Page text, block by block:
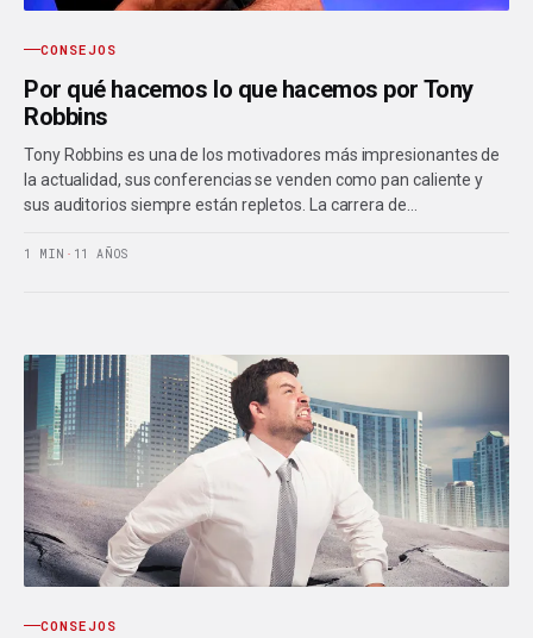
CONSEJOS
Por qué hacemos lo que hacemos por Tony
Robbins
Tony Robbins es una de los motivadores más impresionantes de
la actualidad, sus conferencias se venden como pan caliente y
sus auditorios siempre están repletos. La carrera de…
1 MIN · 11 AÑOS
CONSEJOS